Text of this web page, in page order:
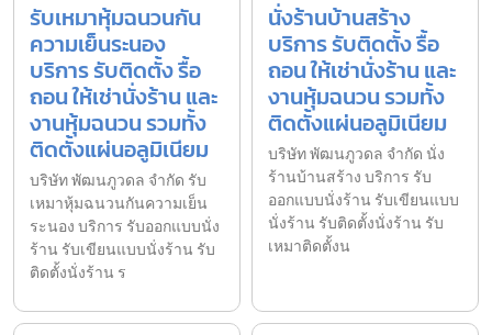
รับเหมาหุ้มฉนวนกัน
ความเย็นระนอง
บริการ รับติดตั้ง รื้อ
ถอน ให้เช่านั่งร้าน และ
งานหุ้มฉนวน รวมทั้ง
ติดตั้งแผ่นอลูมิเนียม
บริษัท พัฒนภูวดล จำกัด รับ
เหมาหุ้มฉนวนกันความเย็น
ระนอง บริการ รับออกแบบนั่ง
ร้าน รับเขียนแบบนั่งร้าน รับ
ติดตั้งนั่งร้าน ร
นั่งร้านบ้านสร้าง
บริการ รับติดตั้ง รื้อ
ถอน ให้เช่านั่งร้าน และ
งานหุ้มฉนวน รวมทั้ง
ติดตั้งแผ่นอลูมิเนียม
บริษัท พัฒนภูวดล จำกัด นั่ง
ร้านบ้านสร้าง บริการ รับ
ออกแบบนั่งร้าน รับเขียนแบบ
นั่งร้าน รับติดตั้งนั่งร้าน รับ
เหมาติดตั้งน